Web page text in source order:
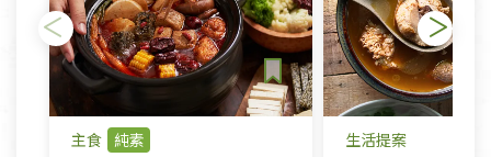
主食 純素 生活提案